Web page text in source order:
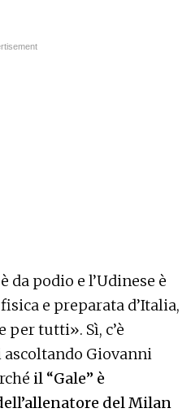
da podio e l’Udinese è
e preparata d’Italia,
tutti». Sì, c’è
Giovanni
il “Gale” è
del Milan